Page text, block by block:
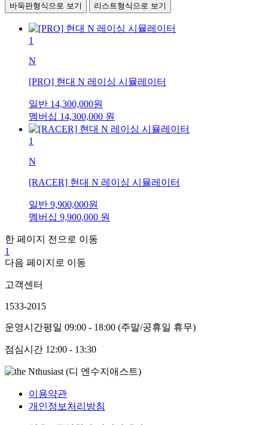
바둑판형식으로 보기 리스트형식으로 보기
1
N
[PRO] 현대 N 레이싱 시뮬레이터
일반 14,300,000원
멤버십 14,300,000 원
1
N
[RACER] 현대 N 레이싱 시뮬레이터
일반 9,900,000원
멤버십 9,900,000 원
한 페이지 전으로 이동
1
다음 페이지로 이동
고객센터
1533-2015
운영시간평일 09:00 - 18:00 (주말/공휴일 휴무)
점심시간 12:00 - 13:30
이용약관
개인정보처리방침